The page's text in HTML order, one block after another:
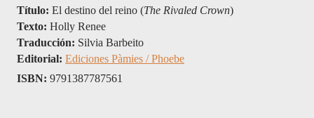
Título: El destino del reino (The Rivaled Crown)
Texto: Holly Renee
Traducción: Silvia Barbeito
Editorial: Ediciones Pàmies / Phoebe
ISBN: 9791387787561